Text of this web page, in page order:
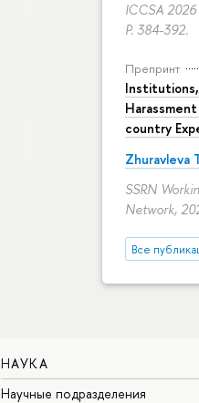
ICCSA
P. 384-392.
Препринт
country
Zhuravleva
SSRN
Network,
Все
НАУКА
Научные подразделения